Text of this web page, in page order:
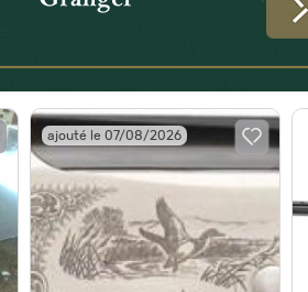
ajouté le 07/08/2026